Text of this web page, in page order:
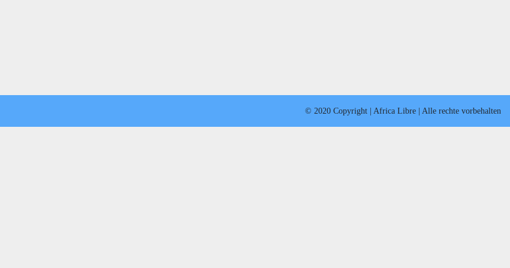
© 2020 Copyright | Africa Libre | Alle rechte vorbehalten